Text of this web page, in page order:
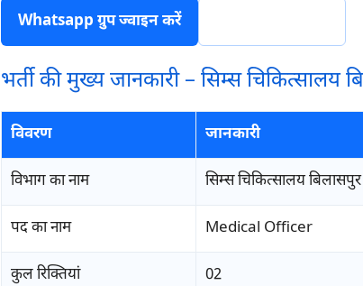
Whatsapp ग्रुप ज्वाइन करें
भर्ती की मुख्य जानकारी – सिम्स चिकित्सालय
विवरण जानकारी
विभाग का नाम सिम्स चिकित्सालय बिलासपुर
पद का नाम Medical Officer
कुल रिक्तियां 02